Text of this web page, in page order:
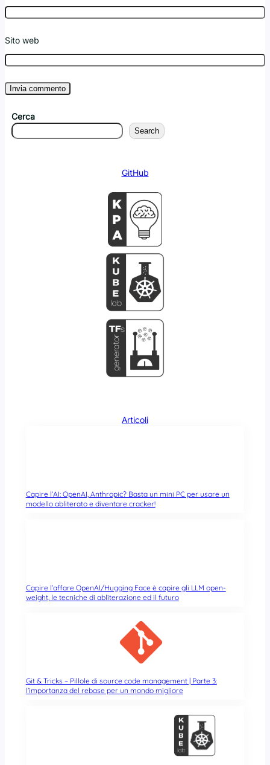
Sito web
Cerca
Search
GitHub
Articoli
Capire l’AI: OpenAI, Anthropic? Basta un mini PC per usare un
modello abliterato e diventare cracker!
Capire l’affare OpenAI/Hugging Face è capire gli LLM open-
weight, le tecniche di abliterazione ed il futuro
Git & Tricks – Pillole di source code management | Parte 3:
l’importanza del rebase per un mondo migliore